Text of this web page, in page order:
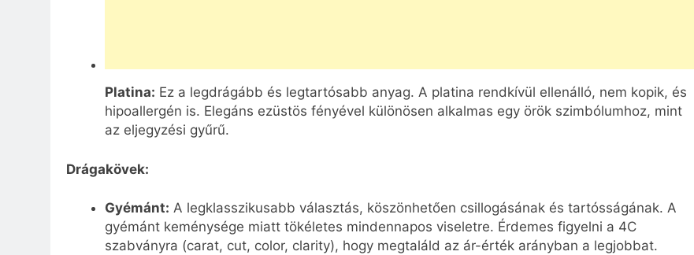
Platina: Ez a legdrágább és legtartósabb anyag. A platina rendkívül ellenálló, nem kopik, és
hipoallergén is. Elegáns ezüstös fényével különösen alkalmas egy örök szimbólumhoz, mint
az eljegyzési gyűrű.
Drágakövek:
Gyémánt: A legklasszikusabb választás, köszönhetően csillogásának és tartósságának. A
gyémánt keménysége miatt tökéletes mindennapos viseletre. Érdemes figyelni a 4C
szabványra (carat, cut, color, clarity), hogy megtaláld az ár-érték arányban a legjobbat.